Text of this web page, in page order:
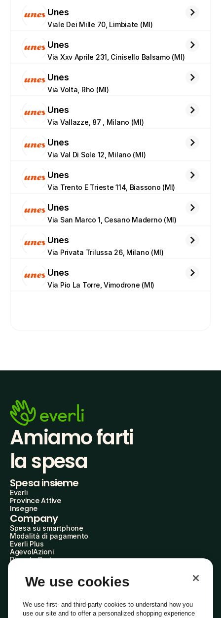
Unes
Viale Dei Mille 70, Limbiate (MI)
Unes
Via Xxv Aprile 231, Cinisello Balsamo (MI)
Unes
Via Volta, Rho (MI)
Unes
Via Vallazze, 87 , Milano (MI)
Unes
Via Val Di Sole 12, Milano (MI)
Unes
Via Trento E Trieste 114, Biassono (MI)
Unes
Via San Marco 1, Cesano Maderno (MI)
Unes
Via Privata Trilussa 26, Milano (MI)
Unes
Via Pio La Torre, Vimodrone (MI)
Amiamo farti
la spesa
Spesa insieme
Everli
Province Attive
Insegne
Company
Spesa su smartphone
Modalità di pagamento
Everli Plus
AgevolAzioni
Diventa Partner
Everli Shoppers
About Us
Everli News
Domande frequenti
We use cookies
We use first- and third-party cookies to understand how you
use our site and to offer a personalized shopping experience